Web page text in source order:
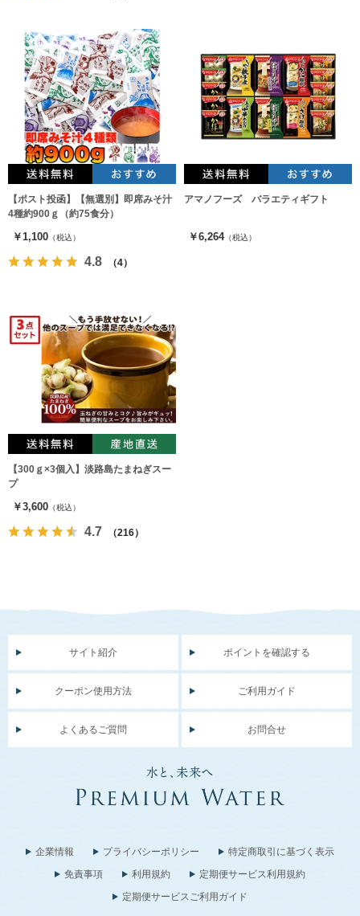
【ポスト投函】【無選別】即席みそ汁
4種約900ｇ（約75食分）
￥1,100 （税込）
4.8 （4）
アマノフーズ バラエティギフト
￥6,264（税込）
【300ｇ×3個入】淡路島たまねぎスー
プ
￥3,600 （税込）
4.7 （216）
サイト紹介 ポイントを確認する
クーポン使用方法 ご利用ガイド
よくあるご質問 お問合せ
企業情報 プライバシーポリシー
特定商取引に基づく表示
免責事項
利用規約
定期便サービス利用規約
定期便サービスご利用ガイド